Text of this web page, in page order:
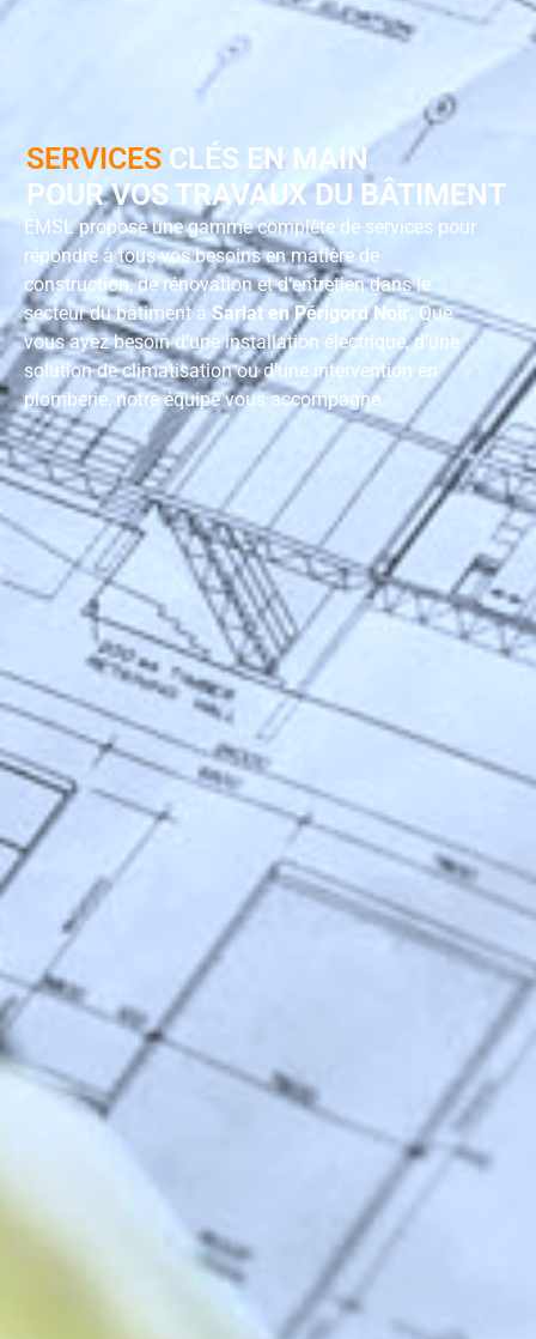
SERVICES CLÉS EN MAIN
POUR VOS TRAVAUX DU BÂTIMENT
EMSL propose une gamme complète de services pour
répondre à tous vos besoins en matière de
construction, de rénovation et d’entretien dans le
secteur du bâtiment à Sarlat en Périgord Noir. Que
vous ayez besoin d’une installation électrique, d’une
solution de climatisation ou d’une intervention en
plomberie, notre équipe vous accompagne.